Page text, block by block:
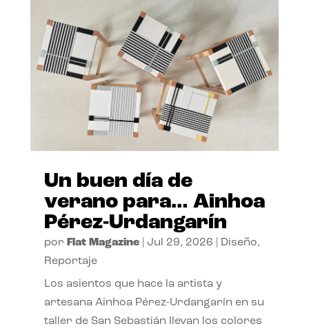
Un buen día de
verano para… Ainhoa
Pérez-Urdangarín
por Flat Magazine| Jul 29, 2026 Diseño,
Reportaje
Los asientos que hace la artista y
artesana Ainhoa Pérez-Urdangarín en su
taller de San Sebastián llevan los colores